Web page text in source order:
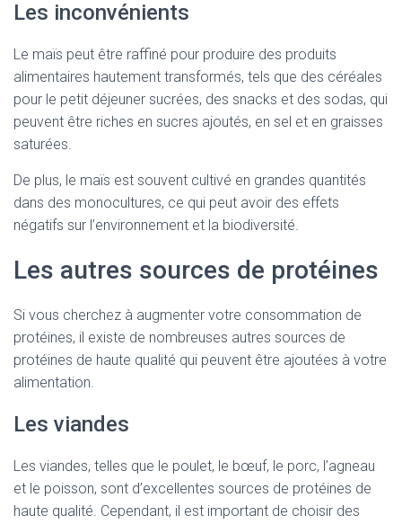
Les inconvénients
Le maïs peut être raffiné pour produire des produits
alimentaires hautement transformés, tels que des céréales
pour le petit déjeuner sucrées, des snacks et des sodas, qui
peuvent être riches en sucres ajoutés, en sel et en graisses
saturées.
De plus, le maïs est souvent cultivé en grandes quantités
dans des monocultures, ce qui peut avoir des effets
négatifs sur l’environnement et la biodiversité.
Les autres sources de protéines
Si vous cherchez à augmenter votre consommation de
protéines, il existe de nombreuses autres sources de
protéines de haute qualité qui peuvent être ajoutées à votre
alimentation.
Les viandes
Les viandes, telles que le poulet, le bœuf, le porc, l’agneau
et le poisson, sont d’excellentes sources de protéines de
haute qualité. Cependant, il est important de choisir des